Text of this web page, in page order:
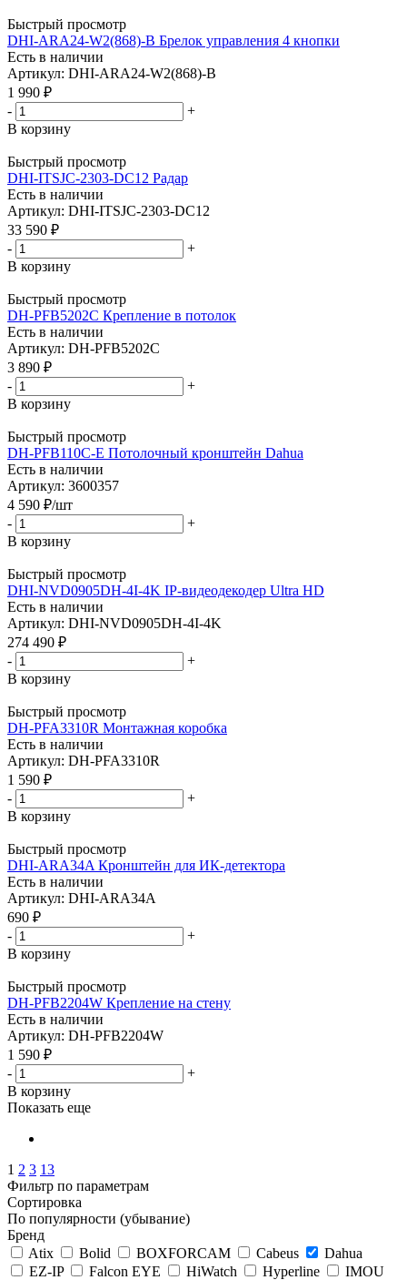
Быстрый просмотр
DHI-ARA24-W2(868)-B Брелок управления 4 кнопки
Есть в наличии
Артикул: DHI-ARA24-W2(868)-B
1 990 ₽
-
+
В корзину
Быстрый просмотр
DHI-ITSJC-2303-DC12 Радар
Есть в наличии
Артикул: DHI-ITSJC-2303-DC12
33 590 ₽
-
+
В корзину
Быстрый просмотр
DH-PFB5202C Крепление в потолок
Есть в наличии
Артикул: DH-PFB5202C
3 890 ₽
-
+
В корзину
Быстрый просмотр
DH-PFB110C-E Потолочный кронштейн Dahua
Есть в наличии
Артикул: 3600357
4 590 ₽/шт
-
+
В корзину
Быстрый просмотр
DHI-NVD0905DH-4I-4K IP-видеодекодер Ultra HD
Есть в наличии
Артикул: DHI-NVD0905DH-4I-4K
274 490 ₽
-
+
В корзину
Быстрый просмотр
DH-PFA3310R Монтажная коробка
Есть в наличии
Артикул: DH-PFA3310R
1 590 ₽
-
+
В корзину
Быстрый просмотр
DHI-ARA34A Кронштейн для ИК-детектора
Есть в наличии
Артикул: DHI-ARA34A
690 ₽
-
+
В корзину
Быстрый просмотр
DH-PFB2204W Крепление на стену
Есть в наличии
Артикул: DH-PFB2204W
1 590 ₽
-
+
В корзину
Показать еще
1 2 3 13
Фильтр по параметрам
Сортировка
По популярности (убывание)
Бренд
Atix
Bolid BOXFORCAM Cabeus
Dahua
EZ-IP
Falcon EYE HiWatch Hyperline
IMOU